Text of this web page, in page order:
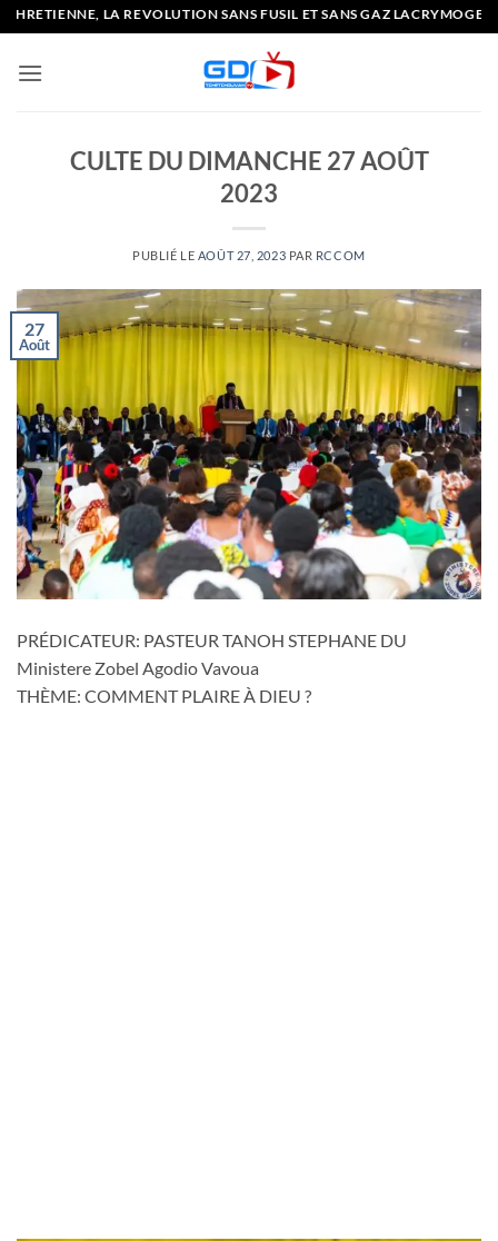
Passer
au
contenu
LA REVOLUTION SANS FUSIL ET SANS GAZ LACRYMOGENE
CULTE DU DIMANCHE 27 AOÛT
2023
PUBLIÉ LE AOÛT 27, 2023 PAR RCCOM
27
Août
PRÉDICATEUR: PASTEUR TANOH STEPHANE DU
Ministere Zobel Agodio Vavoua
THÈME: COMMENT PLAIRE À DIEU ?